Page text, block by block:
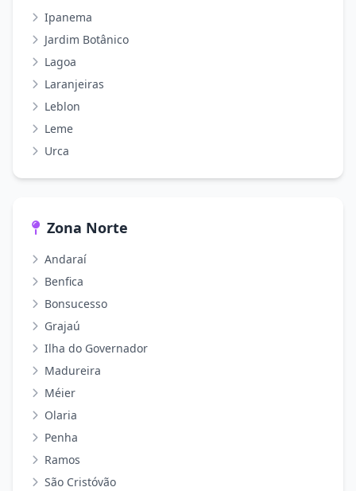
Ipanema
Jardim Botânico
Lagoa
Laranjeiras
Leblon
Leme
Urca
Zona Norte
Andaraí
Benfica
Bonsucesso
Grajaú
Ilha do Governador
Madureira
Méier
Olaria
Penha
Ramos
São Cristóvão